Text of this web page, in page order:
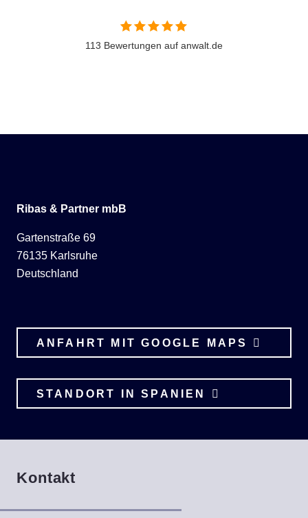
113 Bewertungen auf anwalt.de
Ribas & Partner mbB
Gartenstraße 69
76135 Karlsruhe
Deutschland
ANFAHRT MIT GOOGLE MAPS
STANDORT IN SPANIEN
Kontakt